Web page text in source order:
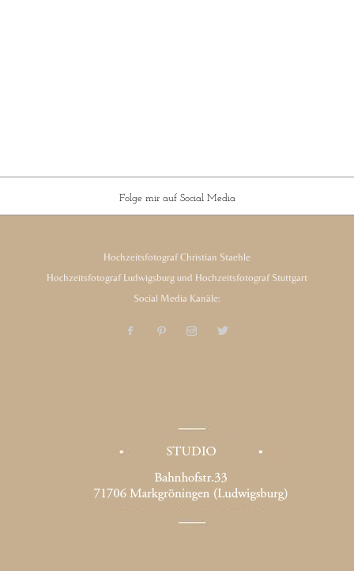
Folge mir auf Social Media
Hochzeitsfotograf Christian Staehle
Hochzeitsfotograf Ludwigsburg und Hochzeitsfotograf Stuttgart
Social Media Kanäle: